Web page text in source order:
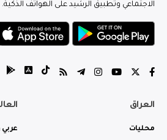
الاجتماعي وتطبيق الرشيد على الهواتف الذكية.
العراق
محليات عربي